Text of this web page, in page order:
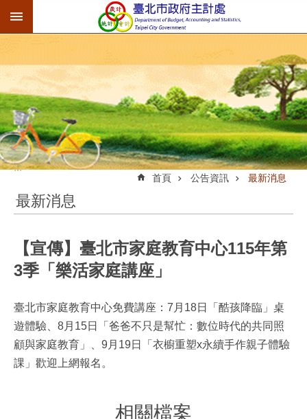
跳到主要內容區塊
:::
首頁 公告資訊 最新消息
最新消息
【宣傳】臺北市家庭教育中心115年第
3季「樂活家庭講座」
臺北市家庭教育中心免費講座：7月18日「酷孩降臨」桌
遊體驗、8月15日「爸爸不只是幫忙：數位時代的共同照
顧與家庭教育」、9月19日「衣櫥重塑x永續手作親子體驗
課」歡迎上網報名。
相關檔案